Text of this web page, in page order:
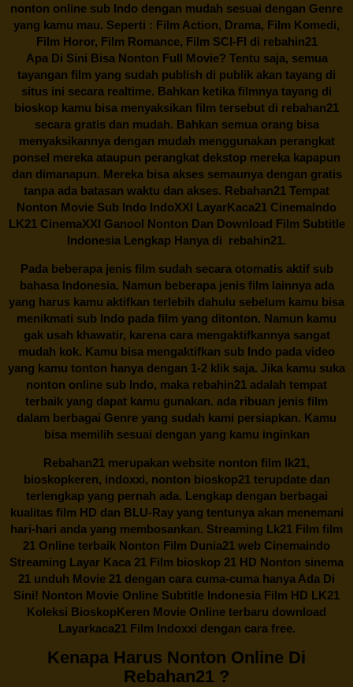
nonton online sub Indo dengan mudah sesuai dengan Genre
yang kamu mau. Seperti : Film Action, Drama, Film Komedi,
Film Horor, Film Romance, Film SCI-FI di rebahin21
Apa Di Sini Bisa Nonton Full Movie? Tentu saja, semua
tayangan film yang sudah publish di publik akan tayang di
situs ini secara realtime. Bahkan ketika filmnya tayang di
bioskop kamu bisa menyaksikan film tersebut di rebahan21
secara gratis dan mudah. Bahkan semua orang bisa
menyaksikannya dengan mudah menggunakan perangkat
ponsel mereka ataupun perangkat dekstop mereka kapapun
dan dimanapun. Mereka bisa akses semaunya dengan gratis
tanpa ada batasan waktu dan akses. Rebahan21 Tempat
Nonton Movie Sub Indo IndoXXI LayarKaca21 CinemaIndo
LK21 CinemaXXI Ganool Nonton Dan Download Film Subtitle
Indonesia Lengkap Hanya di rebahin21.
Pada beberapa jenis film sudah secara otomatis aktif sub
bahasa Indonesia. Namun beberapa jenis film lainnya ada
yang harus kamu aktifkan terlebih dahulu sebelum kamu bisa
menikmati sub Indo pada film yang ditonton. Namun kamu
gak usah khawatir, karena cara mengaktifkannya sangat
mudah kok. Kamu bisa mengaktifkan sub Indo pada video
yang kamu tonton hanya dengan 1-2 klik saja. Jika kamu suka
nonton online sub Indo, maka rebahin21 adalah tempat
terbaik yang dapat kamu gunakan. ada ribuan jenis film
dalam berbagai Genre yang sudah kami persiapkan. Kamu
bisa memilih sesuai dengan yang kamu inginkan
Rebahan21 merupakan website nonton film lk21,
bioskopkeren, indoxxi, nonton bioskop21 terupdate dan
terlengkap yang pernah ada. Lengkap dengan berbagai
kualitas film HD dan BLU-Ray yang tentunya akan menemani
hari-hari anda yang membosankan. Streaming Lk21 Film film
21 Online terbaik Nonton Film Dunia21 web Cinemaindo
Streaming Layar Kaca 21 Film bioskop 21 HD Nonton sinema
21 unduh Movie 21 dengan cara cuma-cuma hanya Ada Di
Sini! Nonton Movie Online Subtitle Indonesia Film HD LK21
Koleksi BioskopKeren Movie Online terbaru download
Layarkaca21 Film Indoxxi dengan cara free.
Kenapa Harus Nonton Online Di
Rebahan21 ?